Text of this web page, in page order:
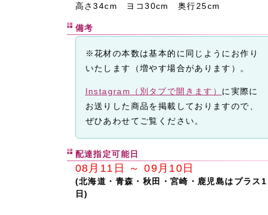
高さ34cm ヨコ30cm 奥行25cm
備考
※花材の本数は基本的に同じようにお作り
いたします（増やす場合があります）。
Instagram（別タブで開きます） に実際に
お送りした商品を掲載しておりますので、
ぜひあわせてご覧ください。
配達指定可能日
08月11日 ～ 09月10日
(北海道・青森・秋田・宮崎・鹿児島はプラス1
日)